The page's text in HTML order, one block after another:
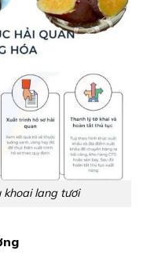
khoai lang tươi